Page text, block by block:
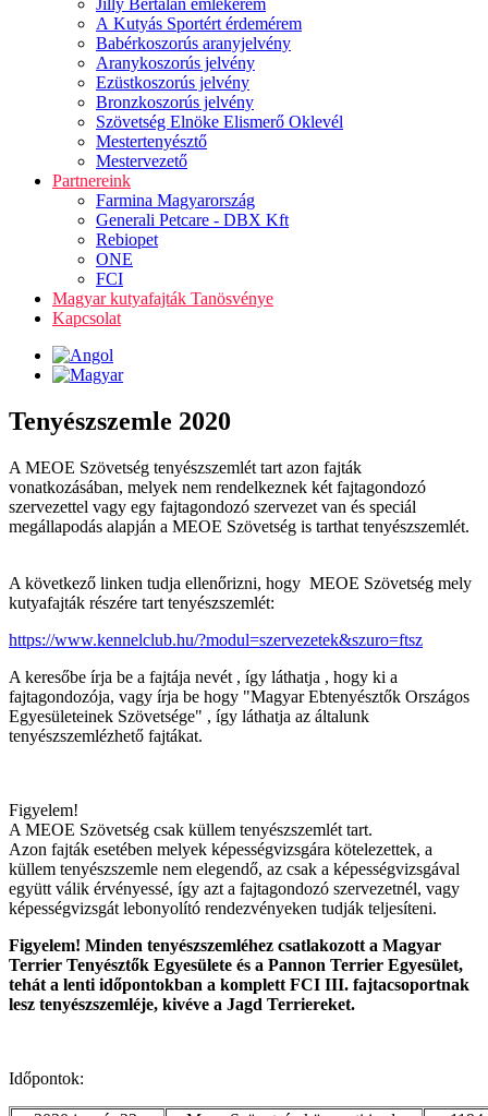
Jilly Bertalan emlékérem
A Kutyás Sportért érdemérem
Babérkoszorús aranyjelvény
Aranykoszorús jelvény
Ezüstkoszorús jelvény
Bronzkoszorús jelvény
Szövetség Elnöke Elismerő Oklevél
Mestertenyésztő
Mestervezető
Partnereink
Farmina Magyarország
Generali Petcare - DBX Kft
Rebiopet
ONE
FCI
Magyar kutyafajták Tanösvénye
Kapcsolat
Tenyészszemle 2020
A MEOE Szövetség tenyészszemlét tart azon fajták
vonatkozásában, melyek nem rendelkeznek két fajtagondozó
szervezettel vagy egy fajtagondozó szervezet van és speciál
megállapodás alapján a MEOE Szövetség is tarthat tenyészszemlét.
A következő linken tudja ellenőrizni, hogy MEOE Szövetség mely
kutyafajták részére tart tenyészszemlét:
https://www.kennelclub.hu/?modul=szervezetek&szuro=ftsz
A keresőbe írja be a fajtája nevét , így láthatja , hogy ki a
fajtagondozója, vagy írja be hogy "Magyar Ebtenyésztők Országos
Egyesületeinek Szövetsége" , így láthatja az általunk
tenyészszemlézhető fajtákat.
Figyelem!
A MEOE Szövetség csak küllem tenyészszemlét tart.
Azon fajták esetében melyek képességvizsgára kötelezettek, a
küllem tenyészszemle nem elegendő, az csak a képességvizsgával
együtt válik érvényessé, így azt a fajtagondozó szervezetnél, vagy
képességvizsgát lebonyolító rendezvényeken tudják teljesíteni.
Figyelem! Minden tenyészszemléhez csatlakozott a Magyar
Terrier Tenyésztők Egyesülete és a Pannon Terrier Egyesület,
tehát a lenti időpontokban a komplett FCI III. fajtacsoportnak
lesz tenyészszemléje, kivéve a Jagd Terriereket.
Időpontok: